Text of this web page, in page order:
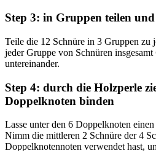
Step 3: in Gruppen teilen
Teile die 12 Schnüre in 3 Gruppen zu
jeder Gruppe von Schnüren
untereinander.
Step 4: durch die Holzperle
Doppelknoten binden
Lasse unter den 6 Doppelknoten
Nimm die mittleren 2 Schnüre der 4
Doppelknotennoten verwendet hast,